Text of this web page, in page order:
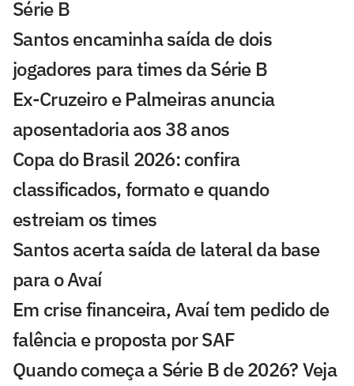
Série B
Santos encaminha saída de dois
jogadores para times da Série B
Ex-Cruzeiro e Palmeiras anuncia
aposentadoria aos 38 anos
Copa do Brasil 2026: confira
classificados, formato e quando
estreiam os times
Santos acerta saída de lateral da base
para o Avaí
Em crise financeira, Avaí tem pedido de
falência e proposta por SAF
Quando começa a Série B de 2026? Veja